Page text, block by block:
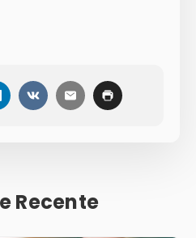
Recente